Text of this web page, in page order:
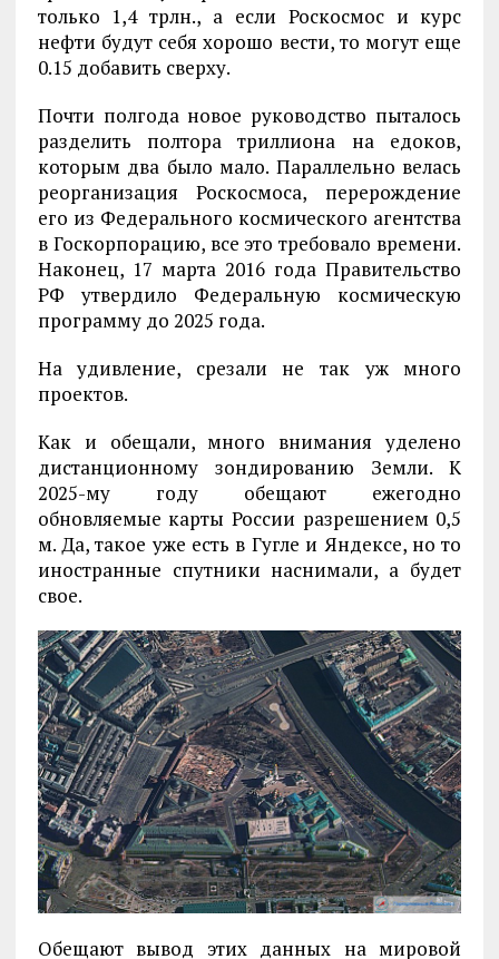
только 1,4 трлн., а если Роскосмос и курс
нефти будут себя хорошо вести, то могут еще
0.15 добавить сверху.
Почти полгода новое руководство пыталось
разделить полтора триллиона на едоков,
которым два было мало. Параллельно велась
реорганизация Роскосмоса, перерождение
его из Федерального космического агентства
в Госкорпорацию, все это требовало времени.
Наконец, 17 марта 2016 года Правительство
РФ утвердило Федеральную космическую
программу до 2025 года.
На удивление, срезали не так уж много
проектов.
Как и обещали, много внимания уделено
дистанционному зондированию Земли. К
2025-му году обещают ежегодно
обновляемые карты России разрешением 0,5
м. Да, такое уже есть в Гугле и Яндексе, но то
иностранные спутники наснимали, а будет
свое.
Обещают вывод этих данных на мировой